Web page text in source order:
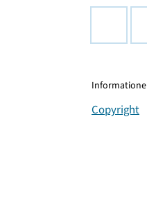
Copyright